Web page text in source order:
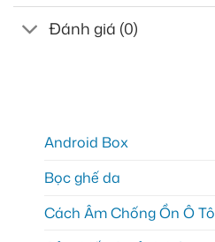
Đánh giá (0)
Android Box
Bọc ghế da
Cách Âm Chống Ồn Ô Tô